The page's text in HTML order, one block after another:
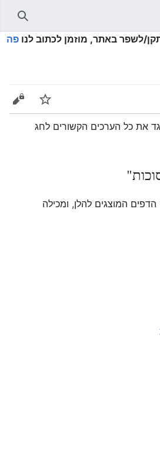
חיפוש
לשפר באתר, מוזמן לכתוב לנו פה
מעקב
עריכה
את כל הערכים הקשורים לחג
קטגוריה זו מכילה את 13 הדפים המוצגים להלן, ומכילה